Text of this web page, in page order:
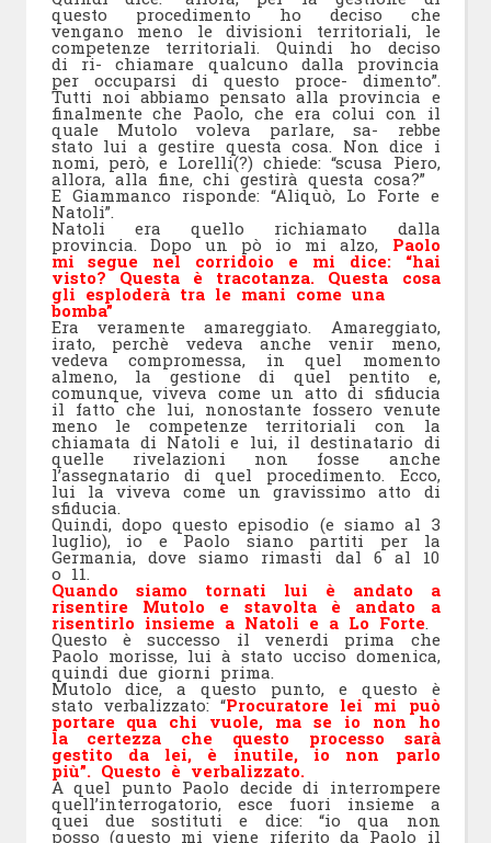
questo procedimento ho deciso che
vengano meno le divisioni territoriali, le
competenze territoriali. Quindi ho deciso
di ri- chiamare qualcuno dalla provincia
per occuparsi di questo proce- dimento”.
Tutti noi abbiamo pensato alla provincia e
finalmente che Paolo, che era colui con il
quale Mutolo voleva parlare, sa- rebbe
stato lui a gestire questa cosa. Non dice i
nomi, però, e Lorelli(?) chiede: “scusa Piero,
allora, alla fine, chi gestirà questa cosa?”
E Giammanco risponde: “Aliquò, Lo Forte e
Natoli”.
Natoli era quello richiamato dalla
provincia. Dopo un pò io mi alzo, Paolo
mi segue nel corridoio e mi dice: “hai
visto? Questa è tracotanza. Questa cosa
gli esploderà tra le mani come una
bomba”
Era veramente amareggiato. Amareggiato,
irato, perchè vedeva anche venir meno,
vedeva compromessa, in quel momento
almeno, la gestione di quel pentito e,
comunque, viveva come un atto di sfiducia
il fatto che lui, nonostante fossero venute
meno le competenze territoriali con la
chiamata di Natoli e lui, il destinatario di
quelle rivelazioni non fosse anche
l’assegnatario di quel procedimento. Ecco,
lui la viveva come un gravissimo atto di
sfiducia.
Quindi, dopo questo episodio (e siamo al 3
luglio), io e Paolo siano partiti per la
Germania, dove siamo rimasti dal 6 al 10
o 11.
Quando siamo tornati lui è andato a
risentire Mutolo e stavolta è andato a
risentirlo insieme a Natoli e a Lo Forte.
Questo è successo il venerdi prima che
Paolo morisse, lui à stato ucciso domenica,
quindi due giorni prima.
Mutolo dice, a questo punto, e questo è
stato verbalizzato: “Procuratore lei mi può
portare qua chi vuole, ma se io non ho
la certezza che questo processo sarà
gestito da lei, è inutile, io non parlo
più”. Questo è verbalizzato.
A quel punto Paolo decide di interrompere
quell’interrogatorio, esce fuori insieme a
quei due sostituti e dice: “io qua non
posso (questo mi viene riferito da Paolo il